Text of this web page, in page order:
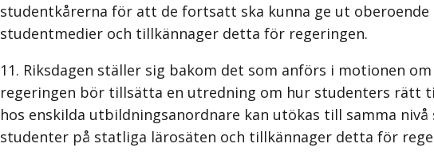
studentkårerna för att de fortsatt ska kunna ge ut oberoende
studentmedier och tillkännager detta för regeringen.
Riksdagen ställer sig bakom det som anförs i motionen
regeringen bör tillsätta en utredning om hur studenters rätt
hos enskilda utbildningsanordnare kan utökas till samma
studenter på statliga lärosäten och tillkännager detta för